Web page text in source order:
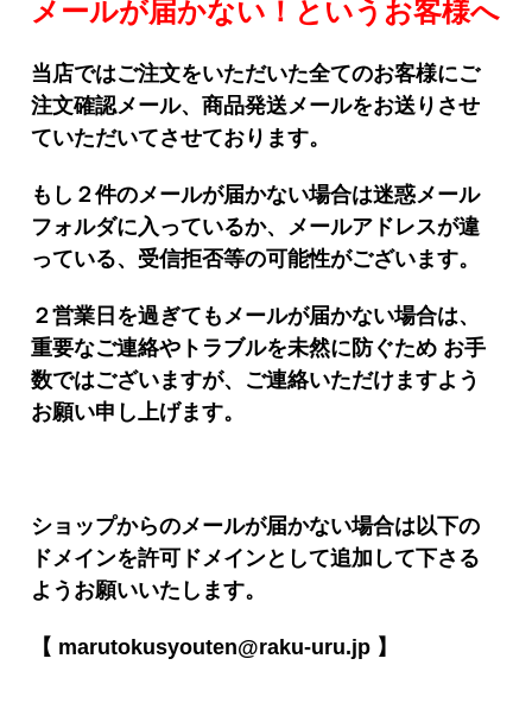
メールが届かない！ というお客様へ
当店ではご注文をいただいた全てのお客様にご
注文確認メール、商品発送メールをお送りさせ
ていただいてさせております。
もし２件のメールが届かない場合は迷惑メール
フォルダに入っているか、
メールアドレスが違
っている、受信拒否等の可能性がございます。
２営業日を過ぎてもメールが届かない場合は、
重要なご連絡やトラブルを未然に防ぐため お手
数ではございますが、ご連絡いただけますよう
お願い申し上げます。
ショップからのメールが届かない場合は以下の
ドメインを許可ドメインとして追加して下さる
ようお願いいたします。
【 marutokusyouten@raku-uru.jp 】